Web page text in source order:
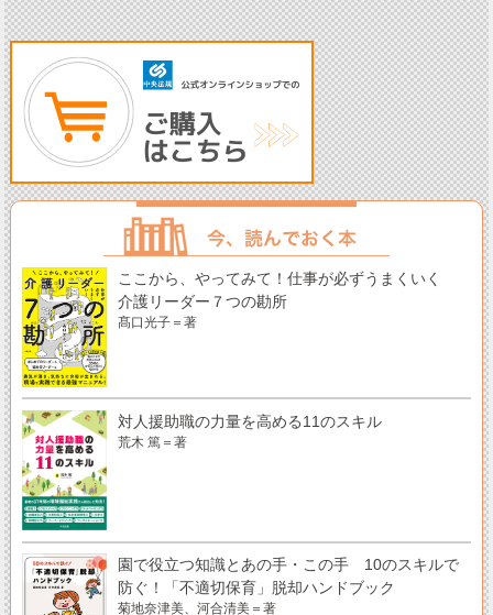
ここから、やってみて！仕事が必ずうまくいく
介護リーダー７つの勘所
髙口光子＝著
対人援助職の力量を高める11のスキル
荒木 篤＝著
園で役立つ知識とあの手・この手 10のスキルで
防ぐ！「不適切保育」脱却ハンドブック
菊地奈津美、河合清美＝著